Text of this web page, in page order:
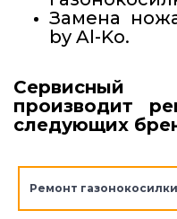
Замена
by Al-Ko.
Сервисный
производит
следующих
Ремонт